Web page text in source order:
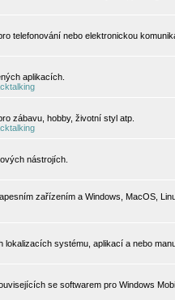
telefonování nebo elektronickou
aplikacích.
zábavu, hobby, životní styl atp.
nástrojích.
zařízením a Windows, MacOS,
lokalizacích systému, aplikací a nebo
se softwarem pro Windows